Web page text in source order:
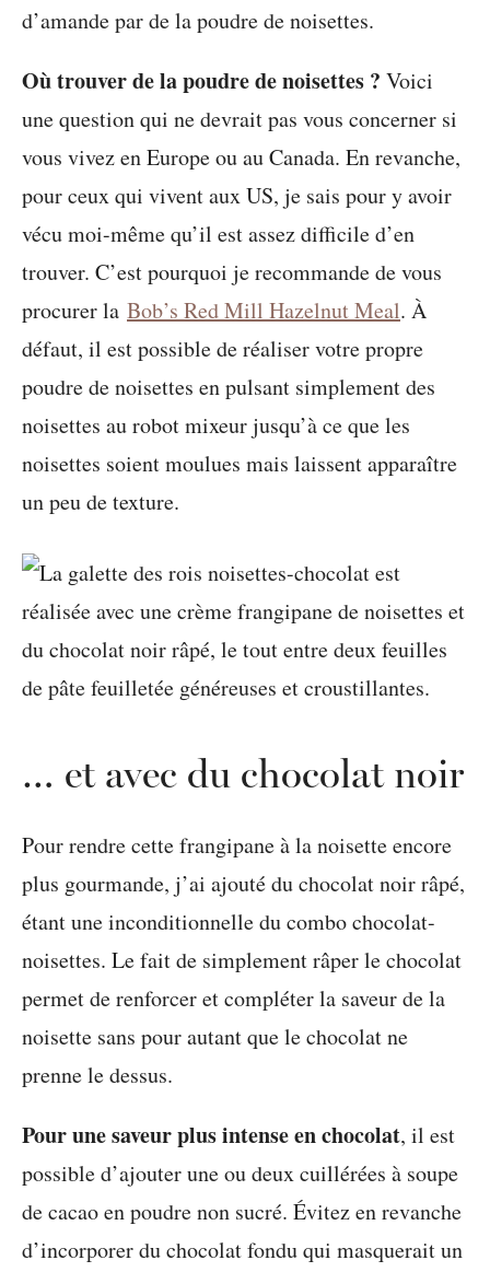
d’amande par de la poudre de noisettes.
Où trouver de la poudre de noisettes ? Voici
une question qui ne devrait pas vous concerner si
vous vivez en Europe ou au Canada. En revanche,
pour ceux qui vivent aux US, je sais pour y avoir
vécu moi-même qu’il est assez difficile d’en
trouver. C’est pourquoi je recommande de vous
procurer la Bob’s Red Mill Hazelnut Meal. À
défaut, il est possible de réaliser votre propre
poudre de noisettes en pulsant simplement des
noisettes au robot mixeur jusqu’à ce que les
noisettes soient moulues mais laissent apparaître
un peu de texture.
… et avec du chocolat noir
Pour rendre cette frangipane à la noisette encore
plus gourmande, j’ai ajouté du chocolat noir râpé,
étant une inconditionnelle du combo chocolat-
noisettes. Le fait de simplement râper le chocolat
permet de renforcer et compléter la saveur de la
noisette sans pour autant que le chocolat ne
prenne le dessus.
Pour une saveur plus intense en chocolat, il est
possible d’ajouter une ou deux cuillérées à soupe
de cacao en poudre non sucré. Évitez en revanche
d’incorporer du chocolat fondu qui masquerait un